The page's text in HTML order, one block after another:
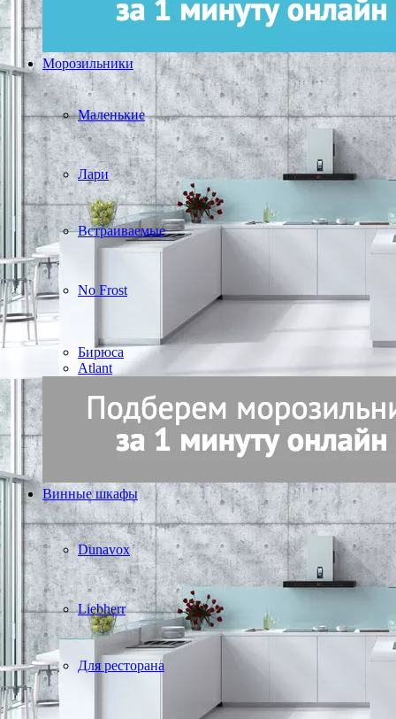
Морозильники
Маленькие
Лари
Встраиваемые
No Frost
Бирюса
Atlant
Винные шкафы
Dunavox
Liebherr
Для ресторана